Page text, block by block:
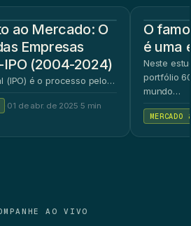
ao Mercado: O
Empresas
IPO (2004-2024)
(IPO) é o processo pelo…
01 de abr. de 2025 5 min
O
é uma
Neste
portfólio
mundo…
MERCADO
AO VIVO